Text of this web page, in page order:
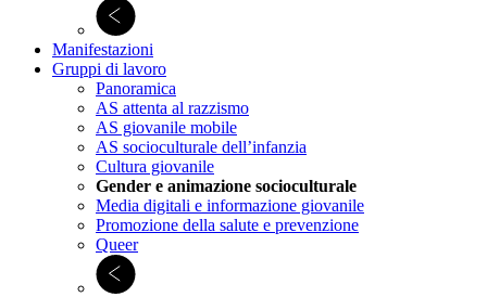
Manifestazioni
Gruppi di lavoro
Panoramica
AS attenta al razzismo
AS giovanile mobile
AS socioculturale dell’infanzia
Cultura giovanile
Gender e animazione socioculturale
Media digitali e informazione giovanile
Promozione della salute e prevenzione
Queer